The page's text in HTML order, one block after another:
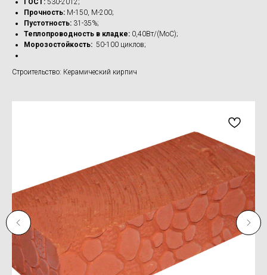
ГОСТ: 530-2012;
Прочность: М-150, М-200;
Пустотность: 31-35%;
Теплопроводность в кладке: 0,40Вт/(МоС);
Морозостойкость: 50-100 циклов;
Строительство: Керамический кирпич